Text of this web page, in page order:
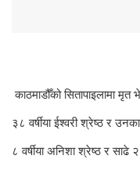
काठमाडौँको सितापाइलामा
३८ वर्षीया ईश्वरी श्रेष्ठ र
८ वर्षीया अनिशा श्रेष्ठ र साढे